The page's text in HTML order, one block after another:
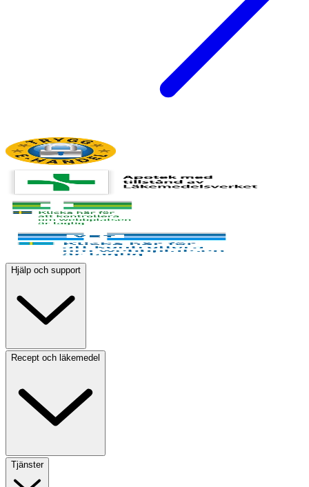
Hjälp och support
Recept och läkemedel
Tjänster